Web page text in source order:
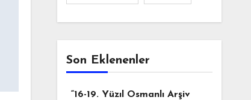
Son Eklenenler
“16-19. Yüzıl Osmanlı Arşiv